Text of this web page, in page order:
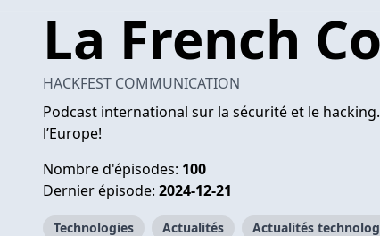
La French
HACKFEST COMMUNICATION
Podcast international sur la sécurité et le
l’Europe!
Nombre d'épisodes: 100
Dernier épisode: 2024-12-21
Technologies Actualités Actualités